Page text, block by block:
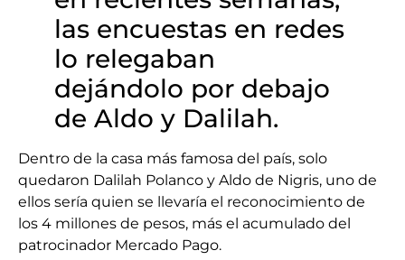
las encuestas en redes
lo relegaban
dejándolo por debajo
de Aldo y Dalilah.
Dentro de la casa más famosa del país, solo
quedaron Dalilah Polanco y Aldo de Nigris, uno de
ellos sería quien se llevaría el reconocimiento de
los 4 millones de pesos, más el acumulado del
patrocinador Mercado Pago.